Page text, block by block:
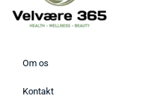
Om os
Kontakt